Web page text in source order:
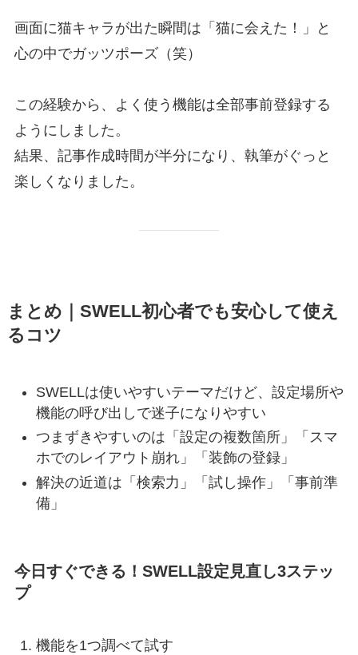
画面に猫キャラが出た瞬間は「猫に会えた！」と
心の中でガッツポーズ（笑）
この経験から、よく使う機能は全部事前登録する
ようにしました。
結果、記事作成時間が半分になり、執筆がぐっと
楽しくなりました。
まとめ｜SWELL初心者でも安心して使え
るコツ
SWELLは使いやすいテーマだけど、設定場所や
機能の呼び出しで迷子になりやすい
つまずきやすいのは「設定の複数箇所」「スマ
ホでのレイアウト崩れ」「装飾の登録」
解決の近道は「検索力」「試し操作」「事前準
備」
今日すぐできる！SWELL設定見直し3ステッ
プ
機能を1つ調べて試す